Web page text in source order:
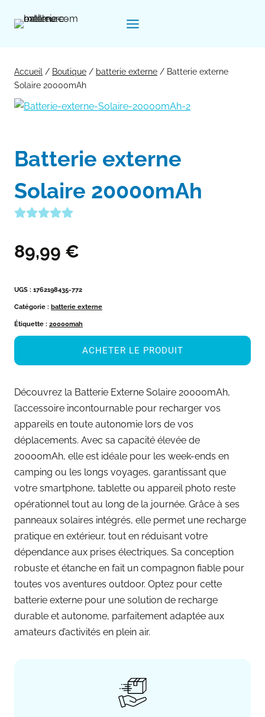
Accueil / Boutique / batterie externe / Batterie externe
Solaire 20000mAh
Batterie externe
Solaire 20000mAh
89,99 €
UGS : 1762198435-772
Catégorie : batterie externe
Étiquette : 20000mah
ACHETER LE PRODUIT
Découvrez la Batterie Externe Solaire 20000mAh,
l’accessoire incontournable pour recharger vos
appareils en toute autonomie lors de vos
déplacements. Avec sa capacité élevée de
20000mAh, elle est idéale pour les week-ends en
camping ou les longs voyages, garantissant que
votre smartphone, tablette ou appareil photo reste
opérationnel tout au long de la journée. Grâce à ses
panneaux solaires intégrés, elle permet une recharge
pratique en extérieur, tout en réduisant votre
dépendance aux prises électriques. Sa conception
robuste et étanche en fait un compagnon fiable pour
toutes vos aventures outdoor. Optez pour cette
batterie externe pour une solution de recharge
durable et autonome, parfaitement adaptée aux
amateurs d’activités en plein air.